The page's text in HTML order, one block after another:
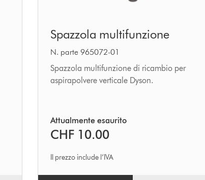
multifunzione
Spazzola multifunzione
N. parte 965072-01
Spazzola multifunzione di ricambio per
aspirapolvere verticale Dyson.
Attualmente esaurito
CHF 10.00
Il prezzo include l’IVA